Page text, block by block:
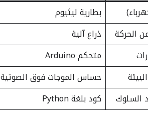
بطارية ليثيوم
الحركة
ذراع آلية
متحكم Arduino
حساس الموجات فوق الصوتية
السلوك
كود بلغة Python